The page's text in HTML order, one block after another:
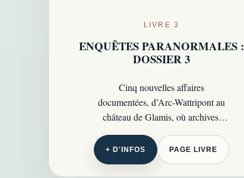
LIVRE 3
ENQUÊTES PARANORMALES :
DOSSIER 3
Cinq nouvelles affaires
documentées, d’Arc-Wattripont au
château de Glamis, où archives,
témoins officiels et zones grises
résistent encore aux explications
rationnelles.
+ D'INFOS PAGE LIVRE